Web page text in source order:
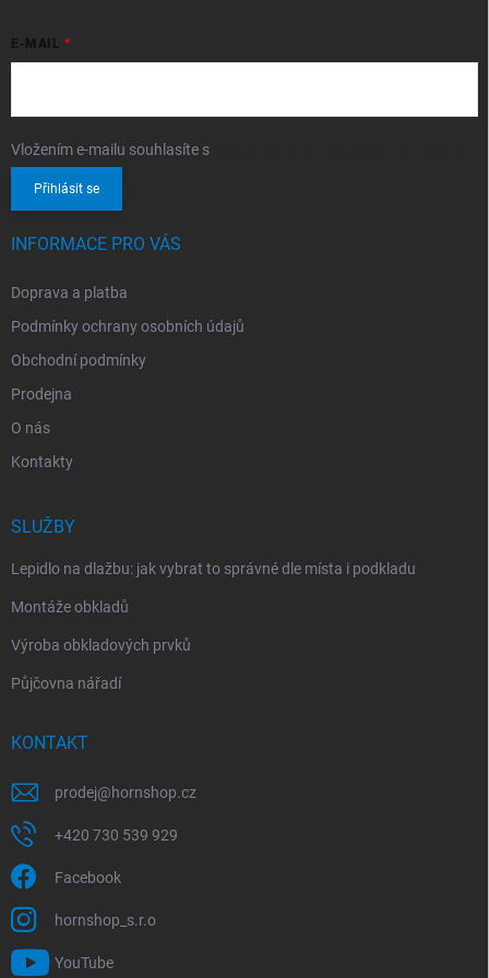
E-MAIL
Vložením e-mailu souhlasíte s
Přihlásit se
INFORMACE PRO VÁS
Doprava a platba
Podmínky ochrany osobních údajů
Obchodní podmínky
Prodejna
O nás
Kontakty
SLUŽBY
Lepidlo na dlažbu: jak vybrat to správné dle místa i podkladu
Montáže obkladů
Výroba obkladových prvků
Půjčovna nářadí
KONTAKT
prodej@hornshop.cz
+420 730 539 929
Facebook
hornshop_s.r.o
YouTube